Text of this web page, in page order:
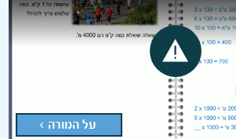
על המורה >